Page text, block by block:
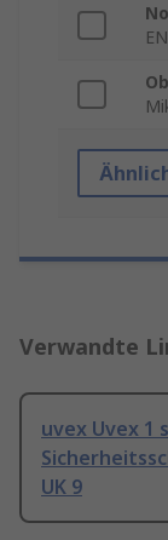
Verwandte
uvex Uvex 1
UK 9